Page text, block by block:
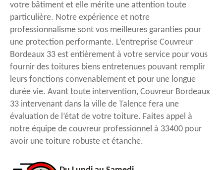
votre bâtiment et elle mérite une attention toute
particulière. Notre expérience et notre
professionnalisme sont vos meilleures garanties pour
une protection performante. L’entreprise Couvreur
Bordeaux 33 est entièrement à votre service pour vous
fournir des toitures biens entretenues pouvant remplir
leurs fonctions convenablement et pour une longue
durée vie. Avant toute intervention, Couvreur Bordeaux
33 intervenant dans la ville de Talence fera une
évaluation de l’état de votre toiture. Faites appel à
notre équipe de couvreur professionnel à 33400 pour
avoir une toiture robuste et étanche.